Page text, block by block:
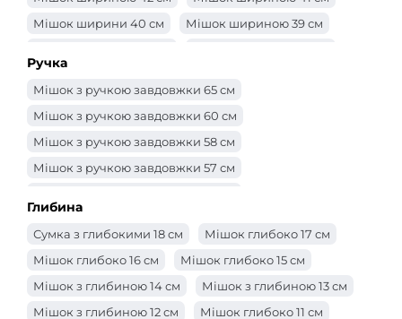
Мішок ширини 40 см
Мішок шириною 39 см
Мішок шириною 34 см
Мішок шириною 32 см
Мішок шириною 30 см
Мішок шириною 28 см
Мішок шириною 26 см
Сумка -ширина 24 см
Сумка -ширина 23 см
Сумка -ширина 22 см
Сумка -ширина 21 см
Мішок ширини 20 см
Мішок ширини 19 см
Мішок ширини 18 см
Мішок ширини 17 см
Ручка
Мішок з ручкою завдовжки 65 см
Мішок з ручкою завдовжки 60 см
Мішок з ручкою завдовжки 58 см
Мішок з ручкою завдовжки 57 см
Мішок з ручкою завдовжки 52 см
Глибина
Сумка з глибокими 18 см
Мішок глибоко 17 см
Мішок глибоко 16 см
Мішок глибоко 15 см
Мішок з глибиною 14 см
Мішок з глибиною 13 см
Мішок з глибиною 12 см
Мішок глибоко 11 см